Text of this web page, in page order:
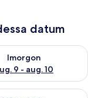
datum
- aug. 9
Imorgon
9 - aug. 10
tillgängligheten
aug. 14 - aug.
tillgängligheten